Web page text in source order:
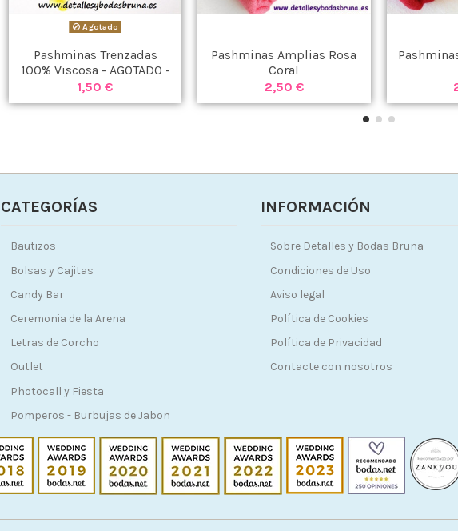
Agotado
Pashminas Trenzadas
100% Viscosa - AGOTADO -
1,50 €
Pashminas Amplias Rosa
Coral
2,50 €
CATEGORÍAS
Bautizos
Bolsas y Cajitas
Candy Bar
Ceremonia de la Arena
Letras de Corcho
Outlet
Photocall y Fiesta
Pomperos - Burbujas de Jabon
INFORMACIÓN
Sobre Detalles y Bodas Bruna
Condiciones de Uso
Aviso legal
Política de Cookies
Política de Privacidad
Contacte con nosotros